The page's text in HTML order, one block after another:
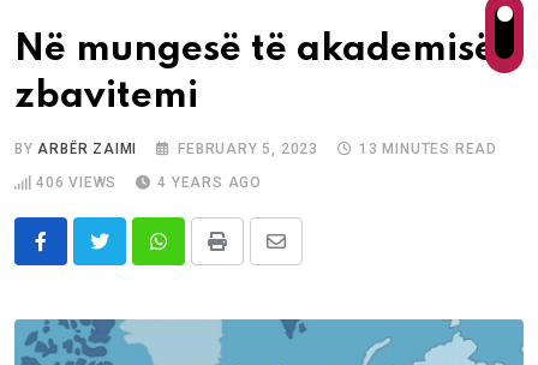
Në mungesë të akademisë,
zbavitemi
BYARBËR ZAIMI FEBRUARY 5, 2023
13 MINUTES READ
406 VIEWS 4 YEARS AGO
WhatsappPrint
Share
Email